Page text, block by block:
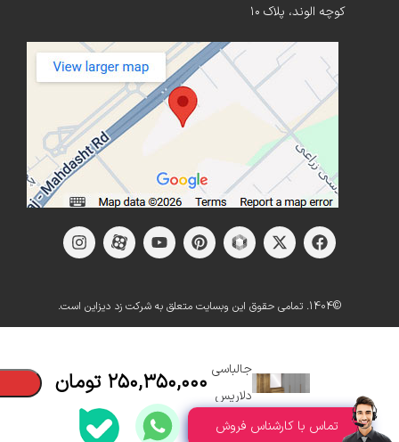
کوچه الوند، پلاک ۱۰
©1404. تمامی حقوق این وبسایت متعلق به شرکت زد دیزاین است.
جالباسی
دلاریس ۲۵۰,۳۵۰,۰۰۰ تومان
تماس با کارشناس فروش